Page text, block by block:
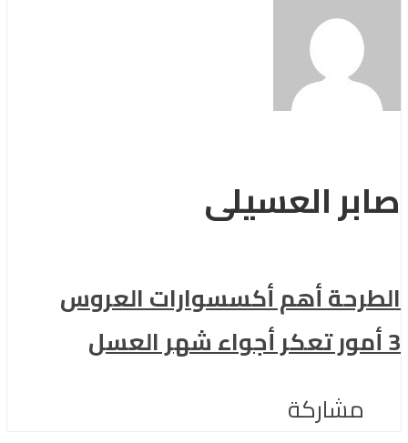
صابر العسيلى
الطرحة أهم أكسسوارات العروس
3 أمور تعكر أجواء شهر العسل
مشاركة